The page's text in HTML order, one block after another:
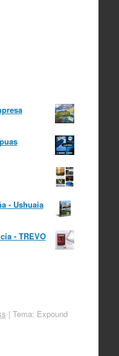
- Ushuaia
- TREVO
| Tema: Expound